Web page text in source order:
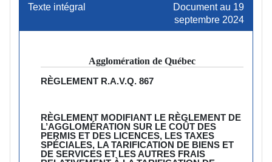
Texte intégral
Document au 19
septembre 2024
Agglomération de Québec
RÈGLEMENT R.A.V.Q. 867
RÈGLEMENT MODIFIANT LE RÈGLEMENT DE
L’AGGLOMÉRATION SUR LE COÛT DES
PERMIS ET DES LICENCES, LES TAXES
SPÉCIALES, LA TARIFICATION DE BIENS ET
DE SERVICES ET LES AUTRES FRAIS